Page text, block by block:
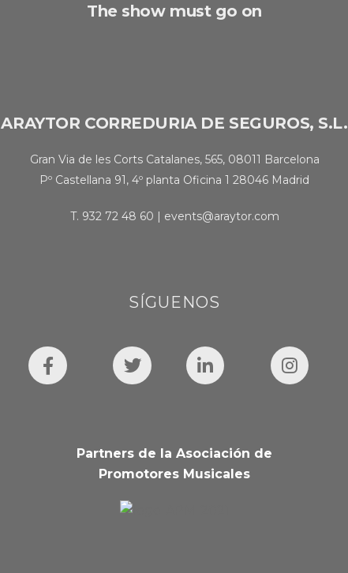
The show must go on
ARAYTOR CORREDURIA DE SEGUROS, S.L.
Gran Via de les Corts Catalanes, 565, 08011 Barcelona
Pº Castellana 91, 4º planta Oficina 1 28046 Madrid
T. 932 72 48 60 | events@araytor.com
SÍGUENOS
Partners de la Asociación de
Promotores Musicales